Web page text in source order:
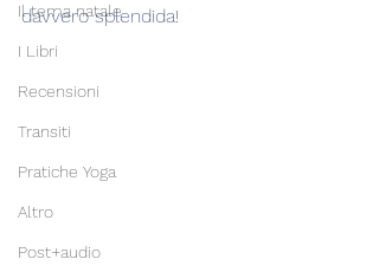
Il tema natale
I Libri
Recensioni
Transiti
Pratiche Yoga
Altro
Post+audio
davvero splendida!